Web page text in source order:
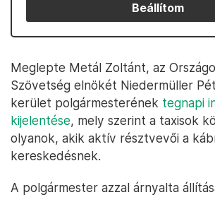
Beállítom
Meglepte Metál Zoltánt, az
Szövetség elnökét Niedermüller
kerület polgármesterének tegnapi
kijelentése, mely szerint a taxisok
olyanok, akik aktív résztvevői a
kereskedésnek.
A polgármester azzal árnyalta